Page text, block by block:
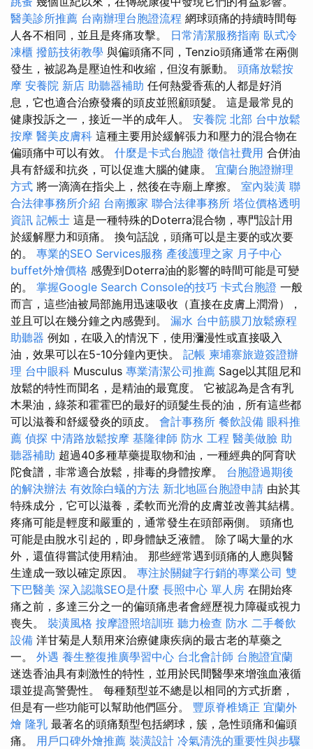
醫美診所推薦 台南辦理台胞證流程 網球頭痛的持續時間每
人各不相同，並且是疼痛攻擊。 日常清潔服務指南 臥式冷
凍櫃 撥筋技術教學 與偏頭痛不同，Tenzio頭痛通常在兩側
發生，被認為是壓迫性和收縮，但沒有脈動。 頭痛放鬆按
摩 安養院 新店 助聽器補助 任何熱愛香蕉的人都是好消
息，它也適合治療發癢的頭皮並照顧頭髮。 這是最常見的
健康投訴之一，接近一半的成年人。 安養院 北部 台中放鬆
按摩 醫美皮膚科 這種主要用於緩解張力和壓力的混合物在
偏頭痛中可以有效。 什麼是卡式台胞證 徵信社費用 合併油
具有舒緩和抗炎，可以促進大腦的健康。 宜蘭台胞證辦理
方式 將一滴滴在指尖上，然後在寺廟上摩擦。 室內裝潢 聯
合法律事務所介紹 台南搬家 聯合法律事務所 塔位價格透明
資訊 記帳士 這是一種特殊的Doterra混合物，專門設計用
於緩解壓力和頭痛。 換句話說，頭痛可以是主要的或次要
的。 專業的SEO Services服務 產後護理之家 月子中心
buffet外燴價格 感覺到Doterra油的影響的時間可能是可變
的。 掌握Google Search Console的技巧 卡式台胞證 一般
而言，這些油被局部施用迅速吸收（直接在皮膚上潤滑），
並且可以在幾分鐘之內感覺到。 漏水 台中筋膜刀放鬆療程
助聽器 例如，在吸入的情況下，使用瀰漫性或直接吸入
油，效果可以在5-10分鐘內更快。 記帳 柬埔寨旅遊簽證辦
理 台中眼科 Musculus 專業清潔公司推薦 Sage以其阻尼和
放鬆的特性而聞名，是精油的最寬度。 它被認為是含有乳
木果油，綠茶和霍霍巴的最好的頭髮生長的油，所有這些都
可以滋養和舒緩發炎的頭皮。 會計事務所 餐飲設備 眼科推
薦 偵探 中清路放鬆按摩 基隆律師 防水 工程 醫美做臉 助
聽器補助 超過40多種草藥提取物和油，一種經典的阿育吠
陀食譜，非常適合放鬆，排毒的身體按摩。 台胞證過期後
的解決辦法 有效除白蟻的方法 新北地區台胞證申請 由於其
特殊成分，它可以滋養，柔軟而光滑的皮膚並改善其結構。
疼痛可能是輕度和嚴重的，通常發生在頭部兩側。 頭痛也
可能是由脫水引起的，即身體缺乏液體。 除了喝大量的水
外，還值得嘗試使用精油。 那些經常遇到頭痛的人應與醫
生達成一致以確定原因。 專注於關鍵字行銷的專業公司 雙
下巴醫美 深入認識SEO是什麼 長照中心 單人房 在開始疼
痛之前，多達三分之一的偏頭痛患者會經歷視力障礙或視力
喪失。 裝潢風格 按摩證照培訓班 聽力檢查 防水 二手餐飲
設備 洋甘菊是人類用來治療健康疾病的最古老的草藥之
一。 外遇 養生整復推廣學習中心 台北會計師 台胞證宜蘭
迷迭香油具有刺激性的特性，並用於民間醫學來增強血液循
環並提高警覺性。 每種類型並不總是以相同的方式折磨，
但是有一些功能可以幫助他們區分。 豐原脊椎矯正 宜蘭外
燴 隆乳 最著名的頭痛類型包括網球，簇，急性頭痛和偏頭
痛。 用戶口碑外燴推薦 裝潢設計 冷氣清洗的重要性與步驟